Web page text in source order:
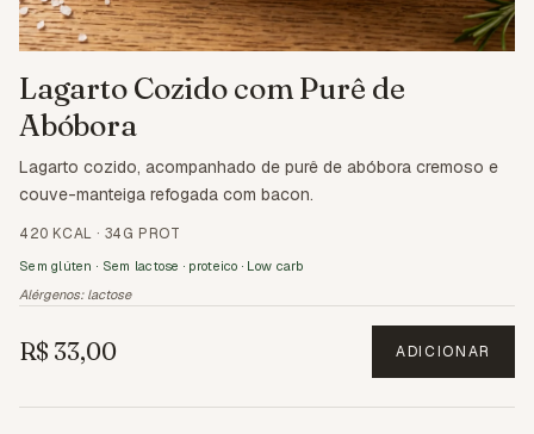
Lagarto Cozido com Purê de
Abóbora
Lagarto cozido, acompanhado de purê de abóbora cremoso e
couve-manteiga refogada com bacon.
420 KCAL · 34G PROT
Sem glúten · Sem lactose · proteico · Low carb
Alérgenos: lactose
R$ 33,00 ADICIONAR